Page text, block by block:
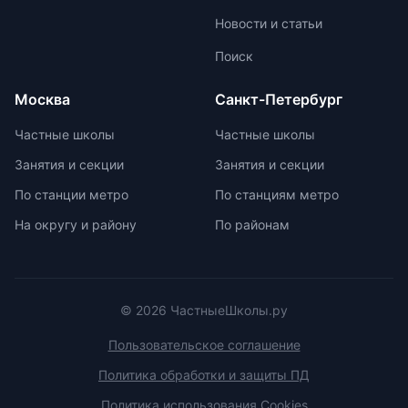
развития ребенка. При выборе
частной школы необходимо
недостатки, а также финансовые
возможности семьи. Важно
образовательной лицензии и
платных образовательных услуг.
Новости и статьи
Поиск
Москва
Частные школы
Занятия и секции
По станции метро
На округу и району
Санкт-Петербург
Частные школы
Занятия и секции
По станциям метро
По районам
© 2026 ЧастныеШколы.ру
Пользовательское соглашение
Политика обработки и защиты ПД
Политика использования Cookies